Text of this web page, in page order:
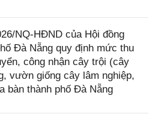
NQ-HĐND của Hội đồng
Đà Nẵng quy định mức thu
công nhận cây trội (cây
vườn giống cây lâm nghiệp,
bàn thành phố Đà Nẵng